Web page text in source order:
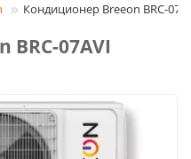
Кондиционер Breeon BRC-
07AVI